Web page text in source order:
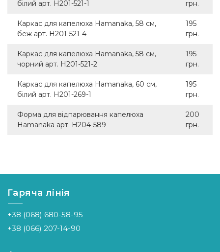
білий арт. H201-521-1
грн.
Каркас для капелюха Hamanaka, 58 см,
беж арт. H201-521-4
195
грн.
Каркас для капелюха Hamanaka, 58 см,
чорний арт. H201-521-2
195
грн.
Каркас для капелюха Hamanaka, 60 см,
білий арт. H201-269-1
195
грн.
Форма для відпарювання капелюха
Hamanaka арт. H204-589
200
грн.
Гаряча лінія
+38 (068) 680-58-95
+38 (066) 207-14-90